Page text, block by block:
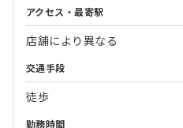
アクセス・最寄駅
店舗により異なる
交通手段
徒歩
勤務時間